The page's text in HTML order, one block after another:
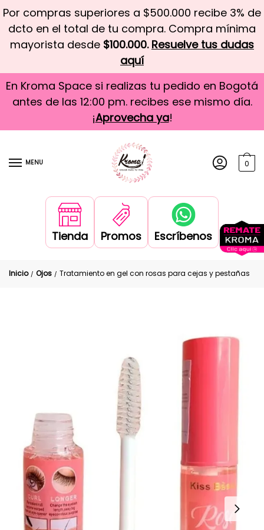
Por compras superiores a $500.000 recibe 3% de
dcto en el total de tu compra. Compra mínima
mayorista desde $100.000. Resuelve tus dudas
aquí
En Kroma Space si realizas tu pedido en Bogotá
antes de las 12:00 pm. recibes ese mismo día.
¡Aprovecha ya!
MENU 0
Tienda Promos Escríbenos
Inicio / Ojos / Tratamiento en gel con rosas para cejas y pestañas